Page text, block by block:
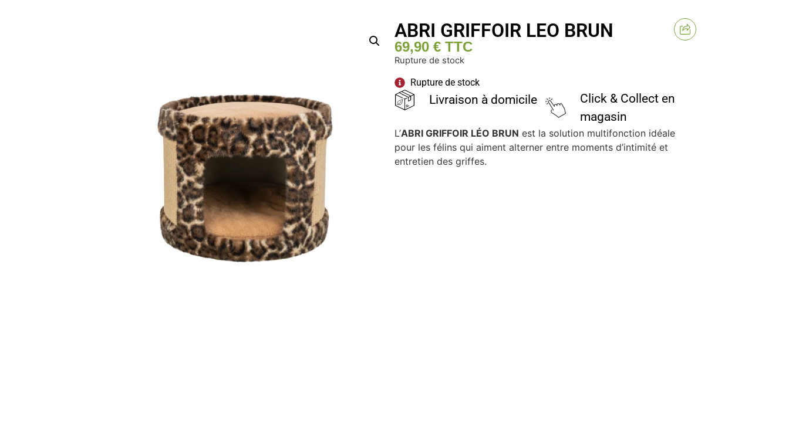
ABRI GRIFFOIR LEO BRUN
69,90 €TTC
Rupture de stock
Rupture de stock
Livraison à domicile
Click & Collect en
magasin
L’ABRI GRIFFOIR LÉO BRUN est la solution multifonction idéale
pour les félins qui aiment alterner entre moments d’intimité et
entretien des griffes.